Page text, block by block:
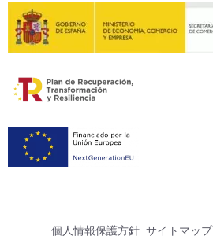
個人情報保護方針 サイトマップ